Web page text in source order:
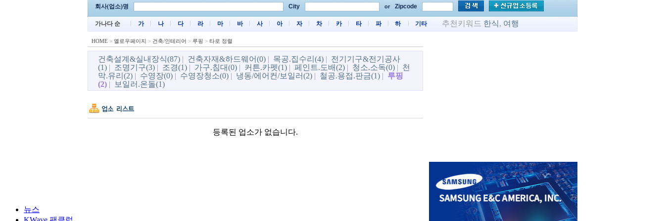
회사(업소)명 City or Zipcode
가나다 순 가 나 다 라 마 바 사 아 자 차 카 타 파 하 기타 추천키워드 한식, 여행
HOME > 옐로우페이지 > 건축/인테리어 > 루핑 > 타로 정렬
건축설계&실내장식(87) | 건축자재&하드웨어(0) | 목공.집수리(4) | 전기기구&전기공사
(1) | 조명기구(3) | 조경(1) | 가구.침대(0) | 커튼.카펫(1) | 페인트.도배(2) | 청소.소독(0) | 천
막.유리(2) | 수영장(0) | 수영장청소(0) | 냉동/에어컨/보일러(2) | 철공.용접.판금(1) | 루핑
(2) | 보일러.온돌(1)
등록된 업소가 없습니다.
뉴스